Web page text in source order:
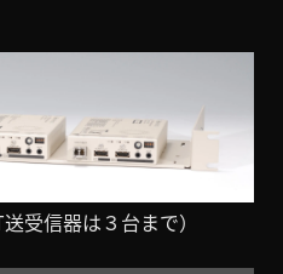
受信器は３台まで）